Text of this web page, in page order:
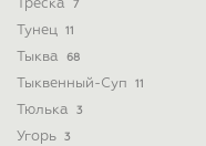
Треска 7
Тунец 11
Тыква 68
Тыквенный-Суп 11
Тюлька 3
Угорь 3